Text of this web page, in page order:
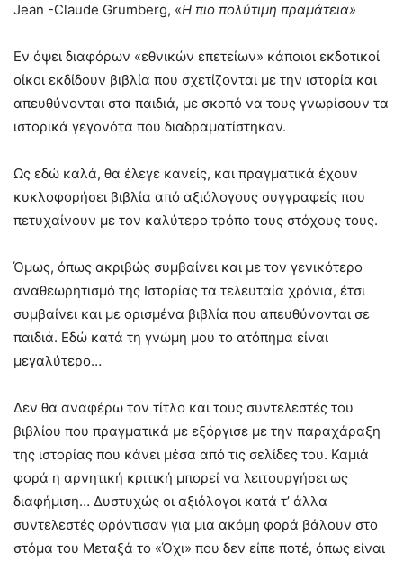
Jean -Claude Grumberg, «Η πιο πολύτιμη πραμάτεια»
Εν όψει διαφόρων «εθνικών επετείων» κάποιοι εκδοτικοί
οίκοι εκδίδουν βιβλία που σχετίζονται με την ιστορία και
απευθύνονται στα παιδιά, με σκοπό να τους γνωρίσουν τα
ιστορικά γεγονότα που διαδραματίστηκαν.
Ως εδώ καλά, θα έλεγε κανείς, και πραγματικά έχουν
κυκλοφορήσει βιβλία από αξιόλογους συγγραφείς που
πετυχαίνουν με τον καλύτερο τρόπο τους στόχους τους.
Όμως, όπως ακριβώς συμβαίνει και με τον γενικότερο
αναθεωρητισμό της Ιστορίας τα τελευταία χρόνια, έτσι
συμβαίνει και με ορισμένα βιβλία που απευθύνονται σε
παιδιά. Εδώ κατά τη γνώμη μου το ατόπημα είναι
μεγαλύτερο…
Δεν θα αναφέρω τον τίτλο και τους συντελεστές του
βιβλίου που πραγματικά με εξόργισε με την παραχάραξη
της ιστορίας που κάνει μέσα από τις σελίδες του. Καμιά
φορά η αρνητική κριτική μπορεί να λειτουργήσει ως
διαφήμιση… Δυστυχώς οι αξιόλογοι κατά τ’ άλλα
συντελεστές φρόντισαν για μια ακόμη φορά βάλουν στο
στόμα του Μεταξά το «Όχι» που δεν είπε ποτέ, όπως είναι